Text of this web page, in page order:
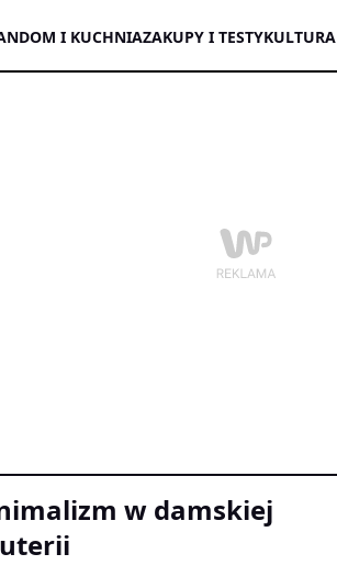
DOM I KUCHNIAZAKUPY I TESTYKULTURA
w damskiej